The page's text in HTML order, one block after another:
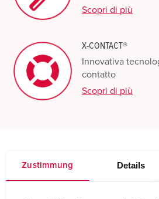
Zustimmung Details
Scopri di più
X-CONTACT®
Innovativa
contatto
Scopri di più
Specifiche tecniche